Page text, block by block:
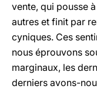
vente, qui pousse
autres et finit par
cyniques. Ces
nous éprouvons
marginaux, les
derniers avons-